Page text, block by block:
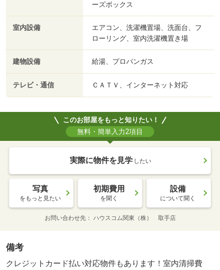
ーズボックス
室内設備
エアコン、洗濯機置場、洗面台、フ
ローリング、室内洗濯機置き場
建物設備 給湯、プロパンガス
テレビ・通信 ＣＡＴＶ、インターネット対応
このお部屋をもっと知りたい！
無料・簡単入力2項目
実際に物件を見学 したい
写真
をもっと見たい
初期費用
を聞く
設備
について聞く
お問い合わせ先 ハウスコム関東（株） 取手店
備考
クレジットカード払い対応物件もあります！室内清掃費